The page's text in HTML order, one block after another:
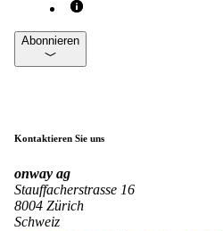
Auch interessant:
Abonnieren
Kontaktieren Sie uns
onway ag
Stauffacherstrasse 16
8004 Zürich
Schweiz